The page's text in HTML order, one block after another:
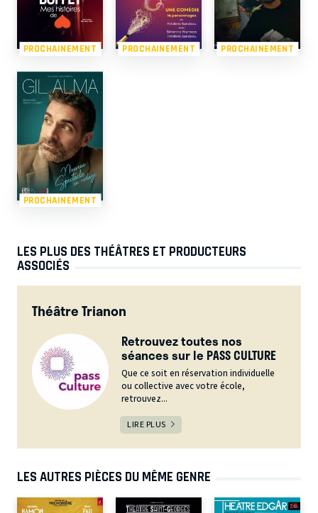
PROCHAINEMENT PROCHAINEMENT PROCHAINEMENT
PROCHAINEMENT
LES PLUS DES THÉÂTRES ET PRODUCTEURS
ASSOCIÉS
Théâtre Trianon
Retrouvez toutes nos
séances sur le PASS CULTURE
Que ce soit en réservation individuelle
ou collective avec votre école,
retrouvez...
LIRE PLUS
LES AUTRES PIÈCES DU MÊME GENRE